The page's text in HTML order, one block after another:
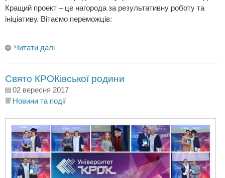
Кращий проект – це нагорода за результативну роботу та
ініціативу. Вітаємо переможців:
Читати далі
Свято КРОКівської родини
02 вересня 2017
Новини та події